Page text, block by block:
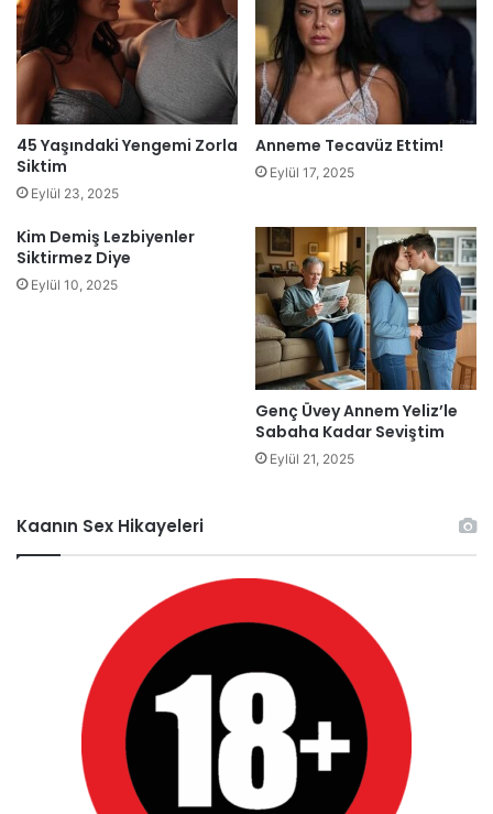
45 Yaşındaki Yengemi Zorla
Siktim
Eylül 23, 2025
Anneme Tecavüz Ettim!
Eylül 17, 2025
Kim Demiş Lezbiyenler
Siktirmez Diye
Eylül 10, 2025
Genç Üvey Annem Yeliz’le
Sabaha Kadar Seviştim
Eylül 21, 2025
Kaanın Sex Hikayeleri